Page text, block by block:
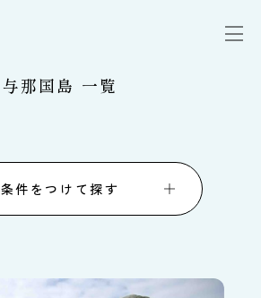
与那国島 一覧
条件をつけて探す